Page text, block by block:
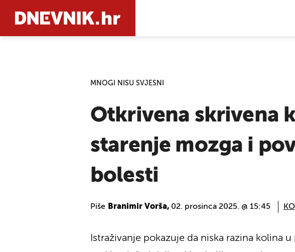
MNOGI NISU SVJESNI
Otkrivena skrivena
starenje mozga i
bolesti
Piše Branimir Vorša, 02. prosinca 2025. @ 15:45
Istraživanje pokazuje da niska razina kolina